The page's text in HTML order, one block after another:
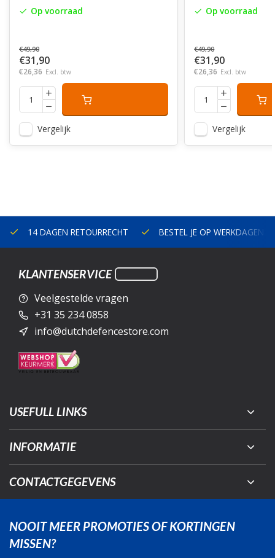
Op voorraad
€49,90
€31,90
€26,36 Excl. btw
Vergelijk
Op voorraad
€49,90
€31,90
€26,36 Excl. btw
Vergelijk
14 DAGEN RETOURRECHT BESTEL JE OP WERKDAGEN
KLANTENSERVICE
Veelgestelde vragen
+31 35 234 0858
info@dutchdefencestore.com
USEFULL LINKS
INFORMATIE
CONTACTGEGEVENS
NOOIT MEER PROMOTIES OF KORTINGEN
MISSEN?